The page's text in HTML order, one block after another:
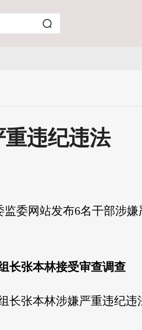
违纪违法
委网站发布6名干部涉
长张本林接受审查调查
长张本林涉嫌严重违纪